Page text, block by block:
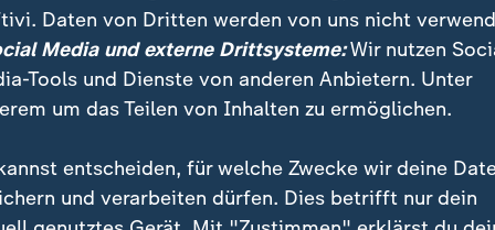
in der Arktis zu sichern, was nicht nur die USA
und Russland wollen.
Daten von Dritten werden von uns nicht
Media und externe Drittsysteme:Wir nutzen
Tools und Dienste von anderen Anbietern. Unter
um das Teilen von Inhalten zu ermöglichen.
entscheiden, für welche Zwecke wir deine
und verarbeiten dürfen. Dies betrifft nur dein